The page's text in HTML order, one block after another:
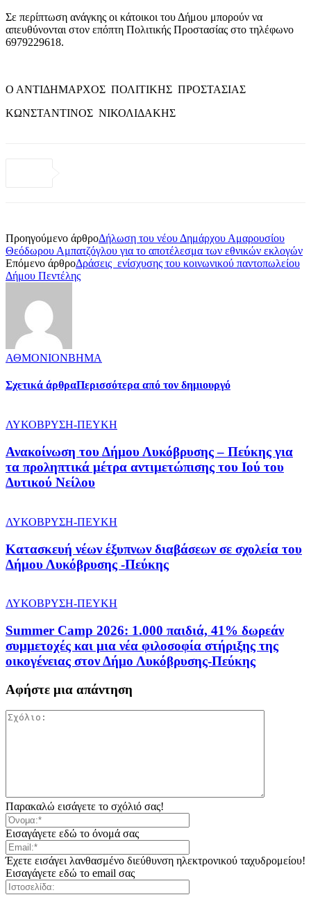
Σε περίπτωση ανάγκης οι κάτοικοι του Δήμου μπορούν να
απευθύνονται στον επόπτη Πολιτικής Προστασίας στο τηλέφωνο
6979229618.
Ο ΑΝΤΙΔΗΜΑΡΧΟΣ ΠΟΛΙΤΙΚΗΣ ΠΡΟΣΤΑΣΙΑΣ
ΚΩΝΣΤΑΝΤΙΝΟΣ ΝΙΚΟΛΙΔΑΚΗΣ
Προηγούμενο άρθροΔήλωση του νέου Δημάρχου Αμαρουσίου
Θεόδωρου Αμπατζόγλου για το αποτέλεσμα των εθνικών εκλογών
Επόμενο άρθροΔράσεις ενίσχυσης του κοινωνικού παντοπωλείου
Δήμου Πεντέλης
ΑΘΜΟΝΙΟΝΒΗΜΑ
Σχετικά άρθραΠερισσότερα από τον δημιουργό
ΛΥΚΟΒΡΥΣΗ-ΠΕΥΚΗ
Ανακοίνωση του Δήμου Λυκόβρυσης – Πεύκης για
τα προληπτικά μέτρα αντιμετώπισης του Ιού του
Δυτικού Νείλου
ΛΥΚΟΒΡΥΣΗ-ΠΕΥΚΗ
Κατασκευή νέων έξυπνων διαβάσεων σε σχολεία του
Δήμου Λυκόβρυσης -Πεύκης
ΛΥΚΟΒΡΥΣΗ-ΠΕΥΚΗ
Summer Camp 2026: 1.000 παιδιά, 41% δωρεάν
συμμετοχές και μια νέα φιλοσοφία στήριξης της
οικογένειας στον Δήμο Λυκόβρυσης-Πεύκης
Αφήστε μια απάντηση
Παρακαλώ εισάγετε το σχόλιό σας!
Εισαγάγετε εδώ το όνομά σας
Έχετε εισάγει λανθασμένο διεύθυνση ηλεκτρονικού ταχυδρομείου!
Εισαγάγετε εδώ το email σας